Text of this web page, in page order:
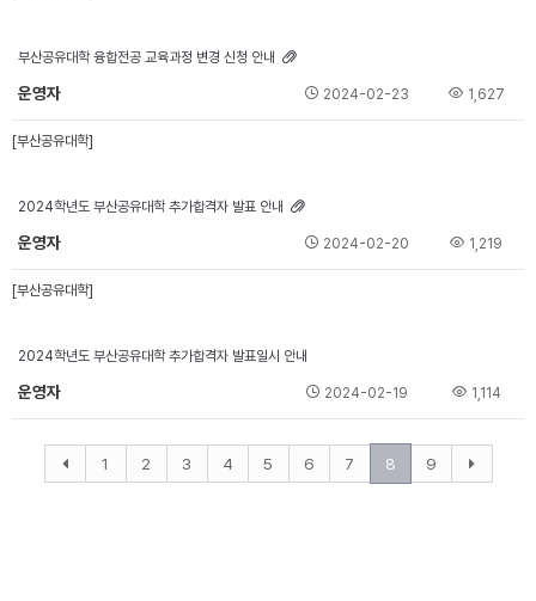
부산공유대학 융합전공 교육과정 변경 신청 안내
운영자 2024-02-23 1,627
[부산공유대학]
2024학년도 부산공유대학 추가합격자 발표 안내
운영자 2024-02-20 1,219
[부산공유대학]
2024학년도 부산공유대학 추가합격자 발표일시 안내
운영자 2024-02-19 1,114
1 2 3 4 5 6 7 8 9